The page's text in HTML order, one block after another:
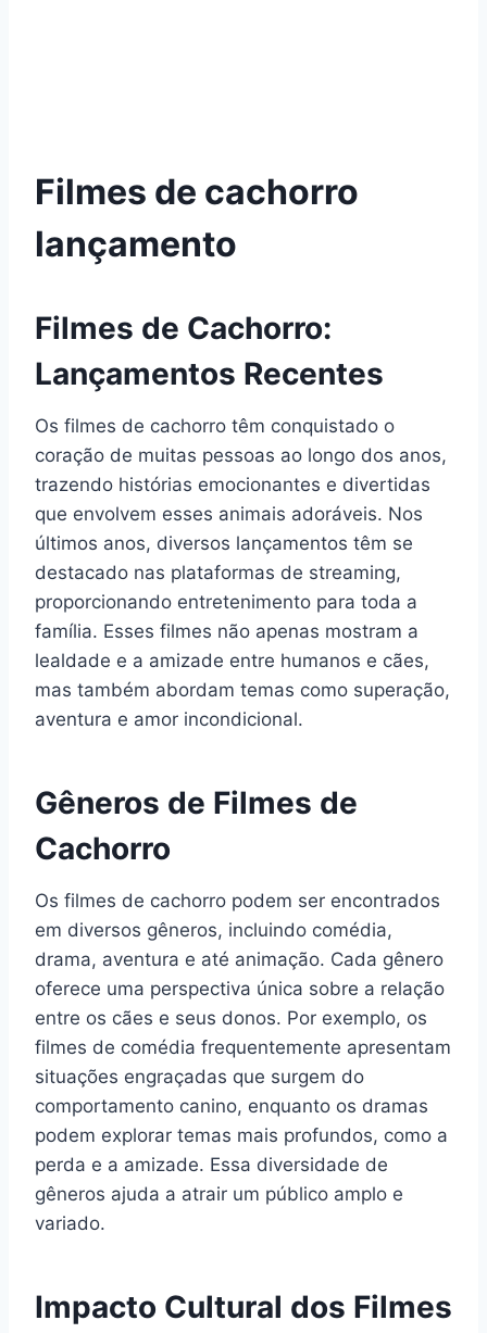
Filmes de cachorro
lançamento
Filmes de Cachorro:
Lançamentos Recentes
Os filmes de cachorro têm conquistado o
coração de muitas pessoas ao longo dos anos,
trazendo histórias emocionantes e divertidas
que envolvem esses animais adoráveis. Nos
últimos anos, diversos lançamentos têm se
destacado nas plataformas de streaming,
proporcionando entretenimento para toda a
família. Esses filmes não apenas mostram a
lealdade e a amizade entre humanos e cães,
mas também abordam temas como superação,
aventura e amor incondicional.
Gêneros de Filmes de
Cachorro
Os filmes de cachorro podem ser encontrados
em diversos gêneros, incluindo comédia,
drama, aventura e até animação. Cada gênero
oferece uma perspectiva única sobre a relação
entre os cães e seus donos. Por exemplo, os
filmes de comédia frequentemente apresentam
situações engraçadas que surgem do
comportamento canino, enquanto os dramas
podem explorar temas mais profundos, como a
perda e a amizade. Essa diversidade de
gêneros ajuda a atrair um público amplo e
variado.
Impacto Cultural dos Filmes